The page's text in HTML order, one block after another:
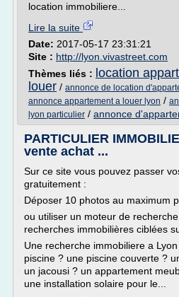
location immobiliere...
Lire la suite
Date: 2017-05-17 23:31:21
Site : http://lyon.vivastreet.com
Thèmes liés : location
louer / annonce de location
annonce appartement a louer lyon /
lyon particulier / annonce
PARTICULIER
vente achat ...
Sur ce site vous pouvez passer
gratuitement :
Déposer 10 photos au maximum
ou utiliser un moteur de
recherches immobilières ciblées
Une recherche immobiliere a
piscine ? une piscine couverte ?
un jacousi ? un appartement
une installation solaire pour le...